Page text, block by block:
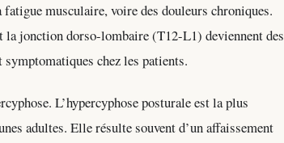
musculaire, voire des douleurs chroniques.
jonction dorso-lombaire (T12-L1) deviennent des
chez les patients.
L’hypercyphose posturale est la plus
adultes. Elle résulte souvent d’un affaissement